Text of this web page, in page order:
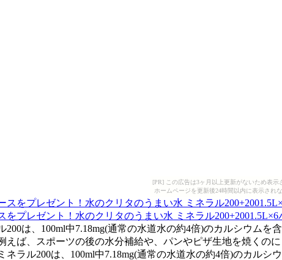
[PR] この広告は3ヶ月以上更新がないため表示
ホームページを更新後24時間以内に表示されな
をプレゼント！水のクリタのうまい水 ミネラル
200は、100ml中7.18mg(通常の水道水の約4倍)のカルシウム
えば、スポーツの後の水分補給や、パンやピザ生地を焼くの
ネラル200は、100ml中7.18mg(通常の水道水の約4倍)のカル